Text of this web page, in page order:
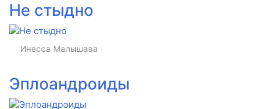
Не стыдно
Инесса Малышава
Эплоандроиды